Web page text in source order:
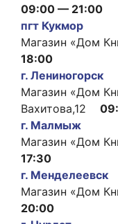
09:00 — 21:00
пгт Кукмор
Магазин «Дом
18:00
г. Лениногорск
Магазин «Дом
Вахитова,12
г. Малмыж
Магазин «Дом
17:30
г. Менделеевск
Магазин «Дом
20:00